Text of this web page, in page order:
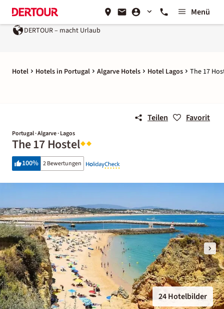
Menü
DERTOUR – macht Urlaub
Hotel Hotels in Portugal Algarve Hotels Hotel Lagos The 17
Teilen Favorit
Portugal · Algarve · Lagos
The 17 Hostel
100% 2 Bewertungen
24 Hotelbilder